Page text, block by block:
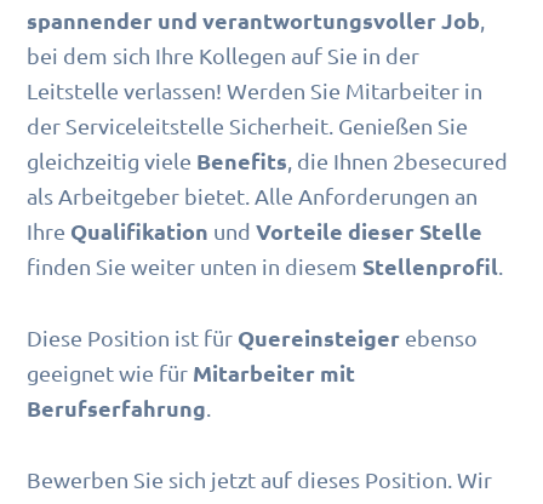
spannender und verantwortungsvoller Job
bei dem sich Ihre Kollegen auf Sie in der
Leitstelle verlassen! Werden Sie Mitarbeiter in
der Serviceleitstelle Sicherheit. Genießen Sie
gleichzeitig viele Benefits , die Ihnen 2besecured
als Arbeitgeber bietet. Alle Anforderungen an
Ihre Qualifikation undVorteile dieser Stelle
finden Sie weiter unten in diesem Stellenprofil
Diese Position ist für Quereinsteiger ebenso
geeignet wie für Mitarbeiter mit
Berufserfahrung
Bewerben Sie sich jetzt auf dieses Position. Wir